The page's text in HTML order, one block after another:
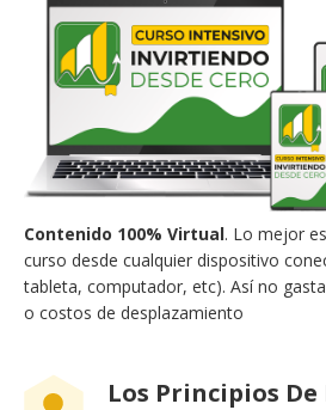
Contenido 100% Virtual. Lo mejor
curso desde cualquier dispositivo
tableta, computador, etc). Así no
o costos de desplazamiento
Los Principios